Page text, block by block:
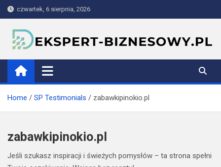
Skip
to
content
czwartek, 6 sierpnia, 2026
ekspert-biznesowy.pl
Home SP Testimonials zabawkipinokio.pl
zabawkipinokio.pl
Jeśli szukasz inspiracji i świeżych pomysłów – ta strona spełni